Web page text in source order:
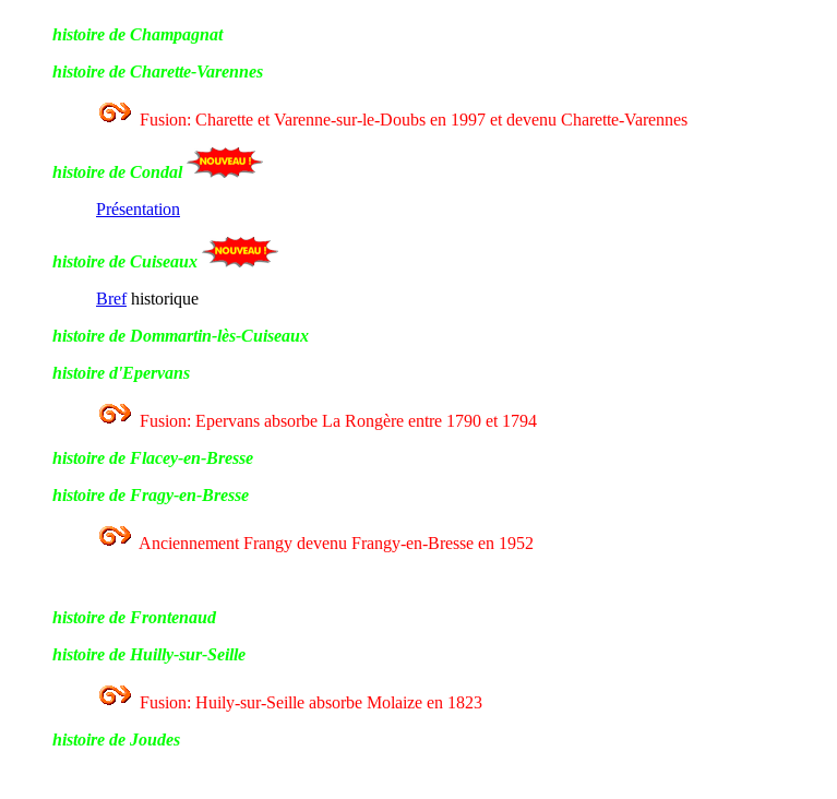
histoire de Champagnat
histoire de Charette-Varennes
Fusion: Charette et Varenne-sur-le-Doubs en 1997 et devenu Charette-Varennes
histoire de Condal
Présentation
histoire de Cuiseaux
Brefhistorique
histoire de Dommartin-lès-Cuiseaux
histoire d'Epervans
Fusion: Epervans absorbe La Rongère entre 1790 et 1794
histoire de Flacey-en-Bresse
histoire de Fragy-en-Bresse
Anciennement Frangy devenu Frangy-en-Bresse en 1952
histoire de Frontenaud
histoire de Huilly-sur-Seille
Fusion: Huily-sur-Seille absorbe Molaize en 1823
histoire de Joudes